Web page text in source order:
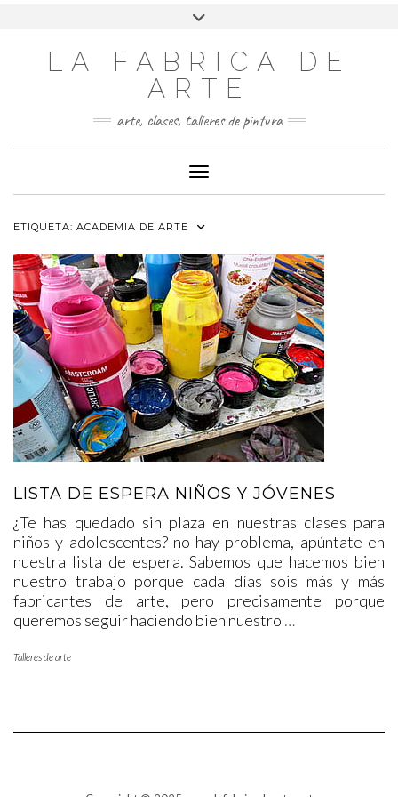
LA FABRICA DE
ARTE
arte, clases, talleres de pintura
Cambiar modo de navegación
ETIQUETA: ACADEMIA DE ARTE
LISTA DE ESPERA NIÑOS Y JÓVENES
¿Te has quedado sin plaza en nuestras clases para
niños y adolescentes? no hay problema, apúntate en
nuestra lista de espera. Sabemos que hacemos bien
nuestro trabajo porque cada días sois más y más
fabricantes de arte, pero precisamente porque
queremos seguir haciendo bien nuestro …
Talleres de arte